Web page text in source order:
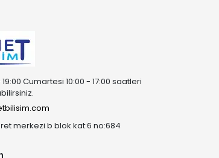
Cumartesi 10:00 - 17:00 saatleri
merkezi b blok kat:6 no:684